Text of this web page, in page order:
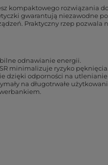
kompaktowego rozwiązania
gwarantują niezawodne
Praktyczny rzep pozwala
odnawianie energii.
minimalizuje ryzyko pęknięcia.
dzięki odporności na utlenianie
na długotrwałe